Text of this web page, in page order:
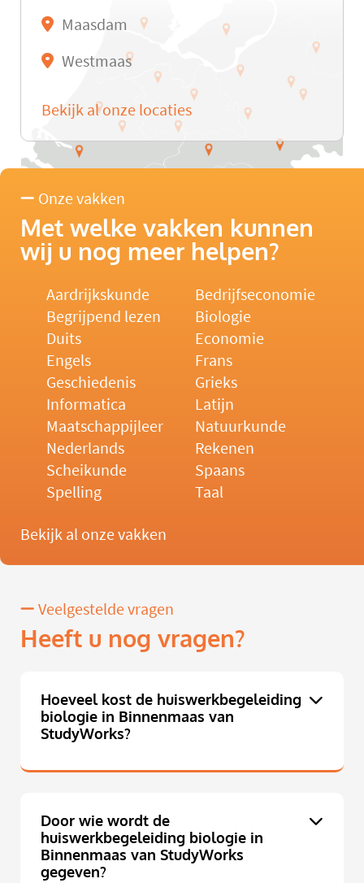
Maasdam
Westmaas
Bekijk al onze locaties
Onze vakken
Met welke vakken kunnen
wij u nog meer helpen?
Aardrijkskunde
Bedrijfseconomie
Begrijpend lezen
Biologie
Duits
Economie
Engels
Frans
Geschiedenis
Grieks
Informatica
Latijn
Maatschappijleer
Natuurkunde
Nederlands
Rekenen
Scheikunde
Spaans
Spelling
Taal
Bekijk al onze vakken
Veelgestelde vragen
Heeft u nog vragen?
Hoeveel kost de huiswerkbegeleiding
biologie in Binnenmaas van
StudyWorks?
Door wie wordt de
huiswerkbegeleiding biologie in
Binnenmaas van StudyWorks
gegeven?